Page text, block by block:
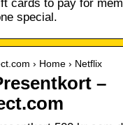
cards to pay for
special.
› Home › Netflix
–